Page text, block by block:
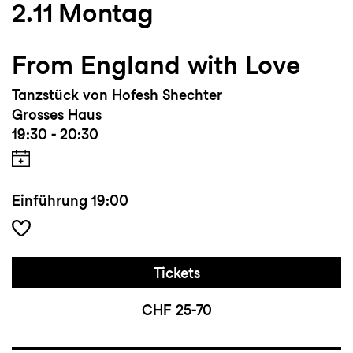
2.11 Montag
From England with Love
Tanzstück von Hofesh Shechter
Grosses Haus
19:30 - 20:30
Einführung 19:00
Tickets
CHF 25-70